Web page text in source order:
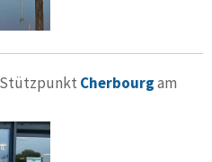
Cherbourgam